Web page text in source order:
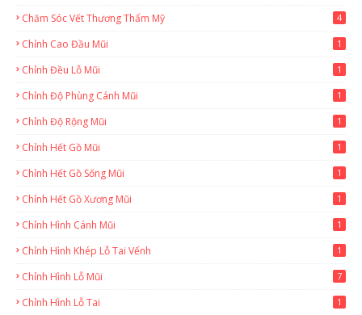
Chăm Sóc Vết Thương Thẩm Mỹ 4
Chỉnh Cao Đầu Mũi 1
Chỉnh Đều Lỗ Mũi 1
Chỉnh Độ Phùng Cánh Mũi 1
Chỉnh Độ Rộng Mũi 1
Chỉnh Hết Gồ Mũi 1
Chỉnh Hết Gồ Sống Mũi 1
Chỉnh Hết Gồ Xương Mũi 1
Chỉnh Hình Cánh Mũi 1
Chỉnh Hình Khép Lỗ Tai Vểnh 1
Chỉnh Hình Lỗ Mũi 7
Chỉnh Hình Lỗ Tai 1